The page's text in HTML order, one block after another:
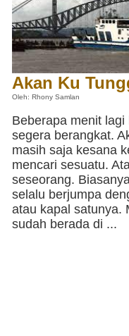
Akan Ku
Oleh: Rhony Samlan
Beberapa menit
segera berangkat.
masih saja kesana
mencari sesuatu.
seseorang.
selalu berjumpa
atau kapal satunya.
sudah berada di ...